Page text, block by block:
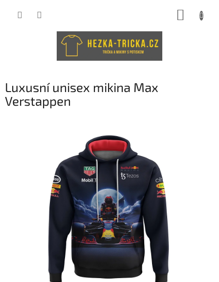
Luxusní unisex mikina Max
Verstappen